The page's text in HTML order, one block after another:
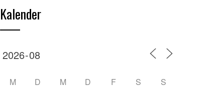
Kalender
M D M D F S
S